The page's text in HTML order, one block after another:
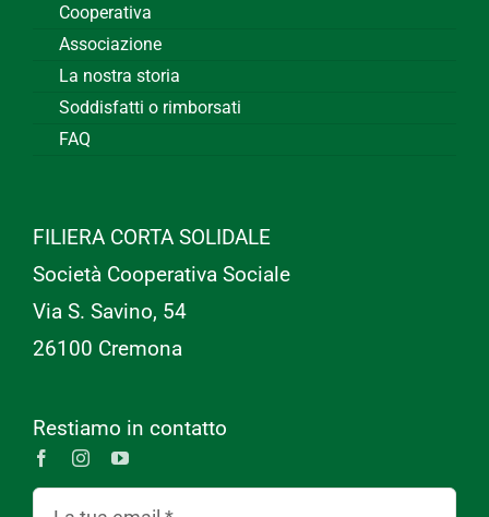
Cooperativa
Associazione
La nostra storia
Soddisfatti o rimborsati
FAQ
FILIERA CORTA SOLIDALE
Società Cooperativa Sociale
Via S. Savino, 54
26100 Cremona
Restiamo in contatto